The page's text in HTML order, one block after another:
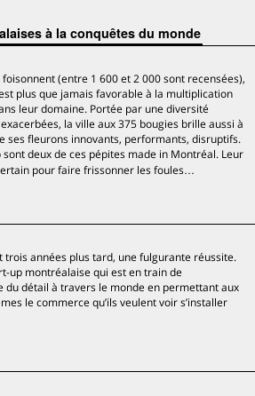
à la conquêtes du monde
(entre 1 600 et 2 000 sont recensées),
plus que jamais favorable à la multiplication
leur domaine. Portée par une diversité
la ville aux 375 bougies brille aussi à
ses fleurons innovants, performants, disruptifs.
deux de ces pépites made in Montréal. Leur
pour faire frissonner les foules…
trois années plus tard, une fulgurante réussite.
up montréalaise qui est en train de
du détail à travers le monde en permettant aux
le commerce qu’ils veulent voir s’installer